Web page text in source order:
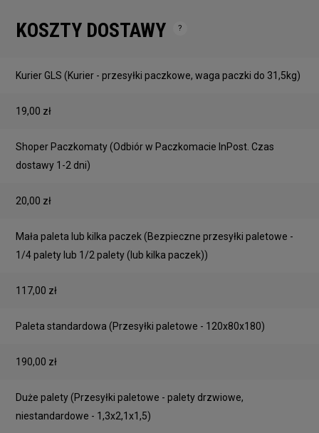
KOSZTY DOSTAWY
Kurier GLS (Kurier - przesyłki paczkowe, waga paczki do 31,5kg)
19,00 zł
Shoper Paczkomaty(Odbiór w Paczkomacie InPost. Czas
dostawy 1-2 dni)
20,00 zł
Mała paleta lub kilka paczek (Bezpieczne przesyłki paletowe -
1/4 palety lub 1/2 palety (lub kilka paczek))
117,00 zł
Paleta standardowa (Przesyłki paletowe - 120x80x180)
190,00 zł
Duże palety(Przesyłki paletowe - palety drzwiowe,
niestandardowe - 1,3x2,1x1,5)